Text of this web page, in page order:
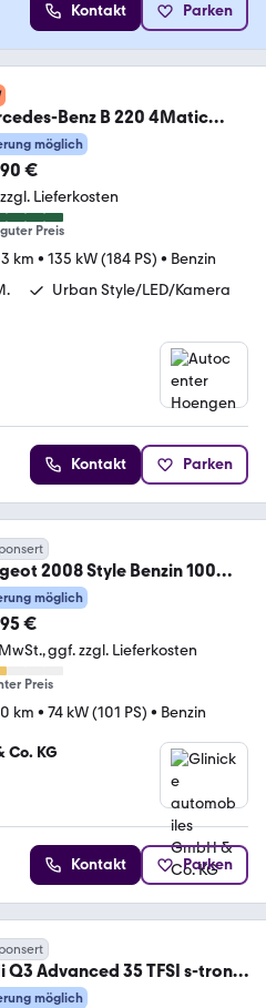
Kontakt Parken
Benz B 220 4Matic
Style Edition Garantie
möglich
€
Lieferkosten
Preis
km • 135 kW (184 PS) • Benzin
Urban Style/LED/Kamera
Kontakt Parken
2008 Style Benzin 100
SHZ PDC CarPlay
möglich
€
ggf. zzgl. Lieferkosten
Preis
km • 74 kW (101 PS) • Benzin
Co. KG
Kontakt Parken
Q3 Advanced 35 TFSI s-tronic
Sportsitze vir
möglich